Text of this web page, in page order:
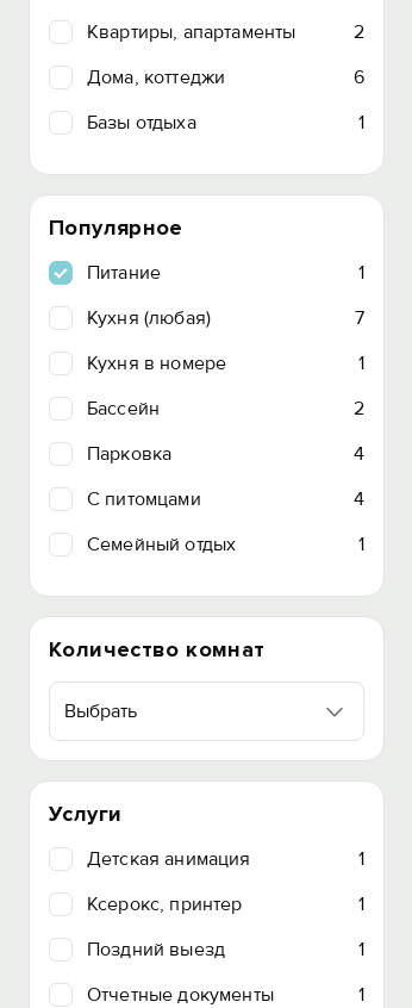
Квартиры, апартаменты
2
Дома, коттеджи
6
Базы отдыха
1
Популярное
Питание
1
Кухня (любая)
7
Кухня в номере
1
Бассейн
2
Парковка
4
C питомцами
4
Семейный отдых
1
Количество комнат
Выбрать
Услуги
Детская анимация
1
Ксерокс, принтер
1
Поздний выезд
1
Отчетные документы
1